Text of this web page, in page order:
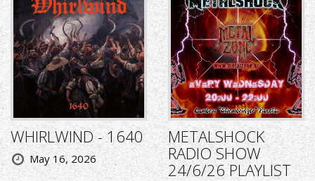
WHIRLWIND - 1640
May 16, 2026
METALSHOCK
RADIO SHOW
24/6/26 PLAYLIST